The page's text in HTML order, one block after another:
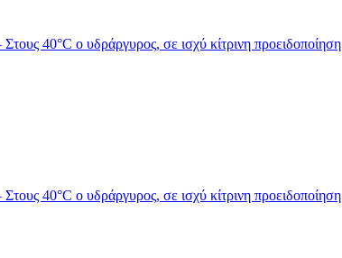
40°C ο υδράργυρος, σε ισχύ κίτρινη προειδοποίηση
40°C ο υδράργυρος, σε ισχύ κίτρινη προειδοποίηση